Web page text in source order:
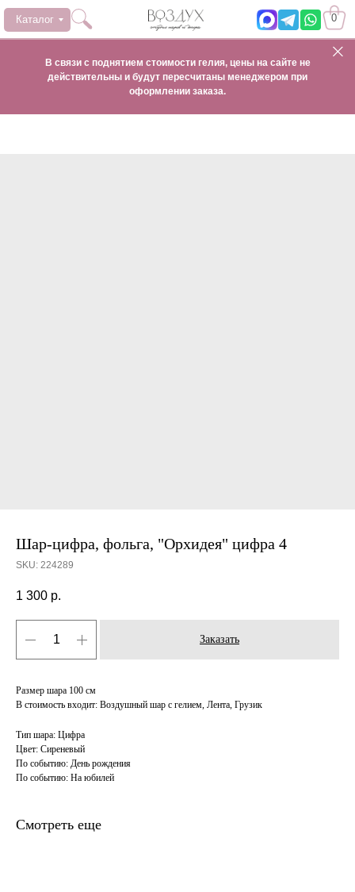
0
Каталог
В связи с поднятием стоимости гелия, цены на сайте не
действительны и будут пересчитаны менеджером при
оформлении заказа.
Шар-цифра, фольга, "Орхидея" цифра 4
SKU: 224289
1 300 р.
Заказать
Размер шара 100 см
В стоимость входит: Воздушный шар с гелием, Лента, Грузик
Тип шара: Цифра
Цвет: Сиреневый
По событию: День рождения
По событию: На юбилей
Смотреть еще